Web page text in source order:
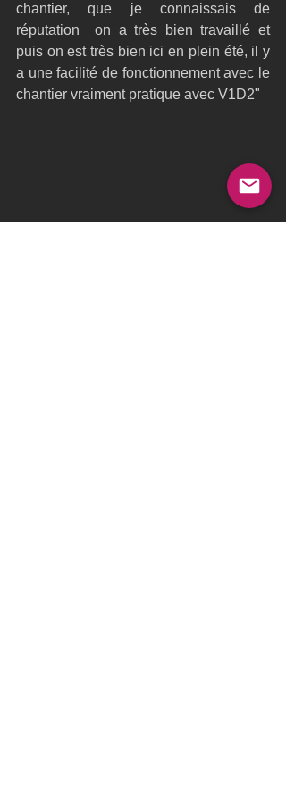
chantier, que je connaissais de
réputation  on a très bien travaillé et
puis on est très bien ici en plein été, il y
a une facilité de fonctionnement avec le
chantier vraiment pratique avec V1D2"